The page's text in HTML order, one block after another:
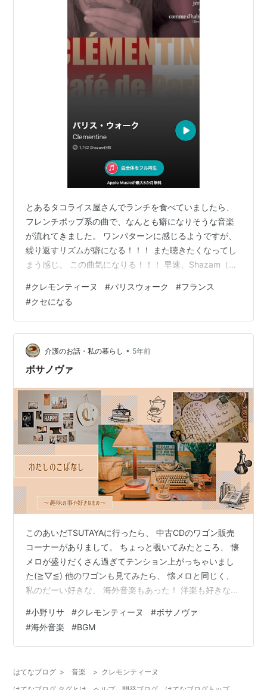
とあるタコライス屋さんでランチを食べていましたら、
フレンチポップ系の曲で、なんとも癖になりそうな音楽
が流れてきました。 ワンパターンに感じるようですが、
繰り返すリズムが癖になる！！！ また聴きたくなってし
まう感じ。 この曲気になりる！！！ 早速、Shazam（音
リス・ウォーク クレモンティーヌ 早速購入〜♪ この曲
は、 1993年にリーリスされた曲のようです。 パリス・
ウォーククレモンティーヌワールド¥153provided
courtesy of iTunes クレモンティーヌさん フランス パリ
出身 1963年生まれ 現在、59〜60歳…
#クレモンティーヌ #パリスウォーク #フランス
#クセになる
介護のお話・私の暮らし • 5年前
ボサノヴァ
このあいだTSUTAYAに行ったら、 中古CDのワゴン販売
コーナーがありまして。 ちょっと覗いてみたところ、 懐
メロが盛りだくさん過ぎてテンション上がっちゃいまし
た(≧▽≦) 他のワゴンも見てみたら、 懐メロと同じく、
私のだーい好きな、 海外音楽もあった！ 洋楽も好きなん
ハワイアン、ケルト音楽、パリやスペイン音楽、ヴェネ
ツィア音楽やアジア系、 そういった音楽も大好きなんで
す！ そういった種類のコーナーもあって更にテンション
リサ』さんと、『クレモンティーヌ』さんのCD二つを購
#小野リサ #クレモンティーヌ #ボサノヴァ
#海外音楽 #BGM
はてなブログ > 音楽 > クレモンティーヌ